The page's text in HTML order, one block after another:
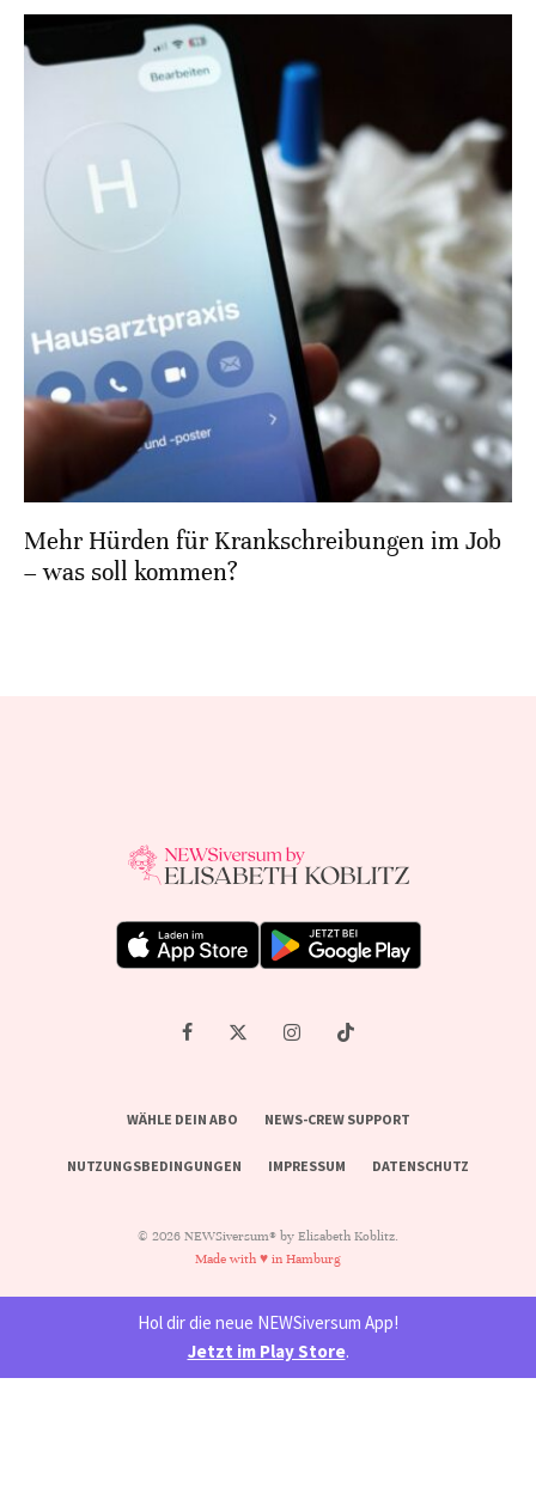
Mehr Hürden für Krankschreibungen im Job
– was soll kommen?
WÄHLE DEIN ABO NEWS-CREW SUPPORT
NUTZUNGSBEDINGUNGEN IMPRESSUM DATENSCHUTZ
© 2026 NEWSiversum® by Elisabeth Koblitz.
Made with ♥ in Hamburg
Hol dir die neue NEWSiversum App!
Jetzt im Play Store.